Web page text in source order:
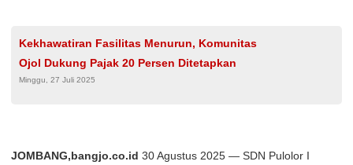
Kekhawatiran Fasilitas Menurun, Komunitas
Ojol Dukung Pajak 20 Persen Ditetapkan
Minggu, 27 Juli 2025
JOMBANG,bangjo.co.id 30 Agustus 2025 — SDN Pulolor I